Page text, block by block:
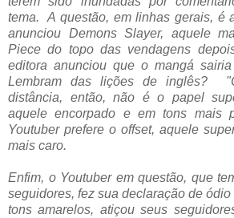
tema. A questão, em linhas gerais, é
anunciou Demons Slayer, aquele
Piece do topo das vendagens
editora anunciou que o mangá
Lembram das lições de inglês?
distância, então, não é o papel
aquele encorpado e em tons mais
Youtuber prefere o offset, aquele
mais caro.
Enfim, o Youtuber em questão, que
seguidores, fez sua declaração de
tons amarelos, atiçou seus